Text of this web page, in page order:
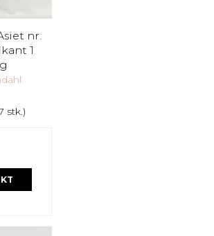
nr.
1
stk.)